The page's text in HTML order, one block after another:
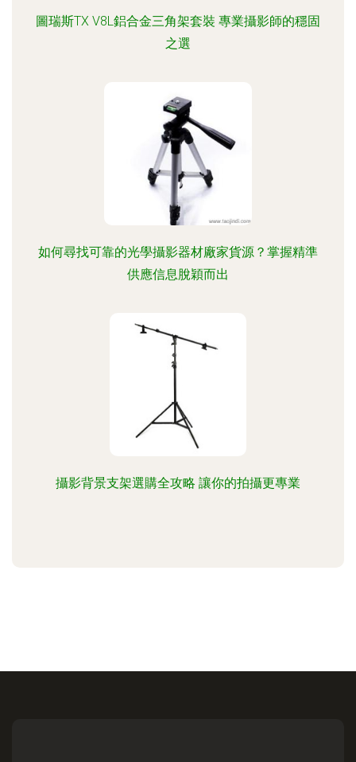
圖瑞斯TX V8L鋁合金三角架套裝 專業攝影師的穩固
之選
如何尋找可靠的光學攝影器材廠家貨源？掌握精準
供應信息脫穎而出
攝影背景支架選購全攻略 讓你的拍攝更專業